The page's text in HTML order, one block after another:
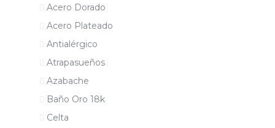
Acero Dorado
Acero Plateado
Antialérgico
Atrapasueños
Azabache
Baño Oro 18k
Celta